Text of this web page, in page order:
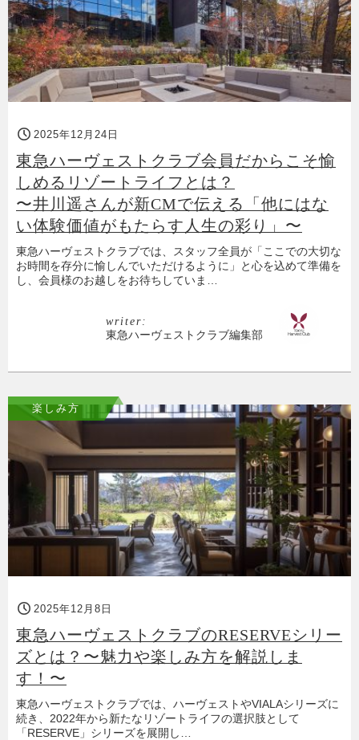
2025年12月24日
東急ハーヴェストクラブ会員だからこそ愉
しめるリゾートライフとは？
〜井川遥さんが新CMで伝える「他にはな
い体験価値がもたらす人生の彩り」〜
東急ハーヴェストクラブでは、スタッフ全員が「ここでの大切な
お時間を存分に愉しんでいただけるように」と心を込めて準備を
し、会員様のお越しをお待ちしていま…
writer:
東急ハーヴェストクラブ編集部
楽しみ方
2025年12月8日
東急ハーヴェストクラブのRESERVEシリー
ズとは？〜魅力や楽しみ方を解説しま
す！〜
東急ハーヴェストクラブでは、ハーヴェストやVIALAシリーズに
続き、2022年から新たなリゾートライフの選択肢として
「RESERVE」シリーズを展開し…